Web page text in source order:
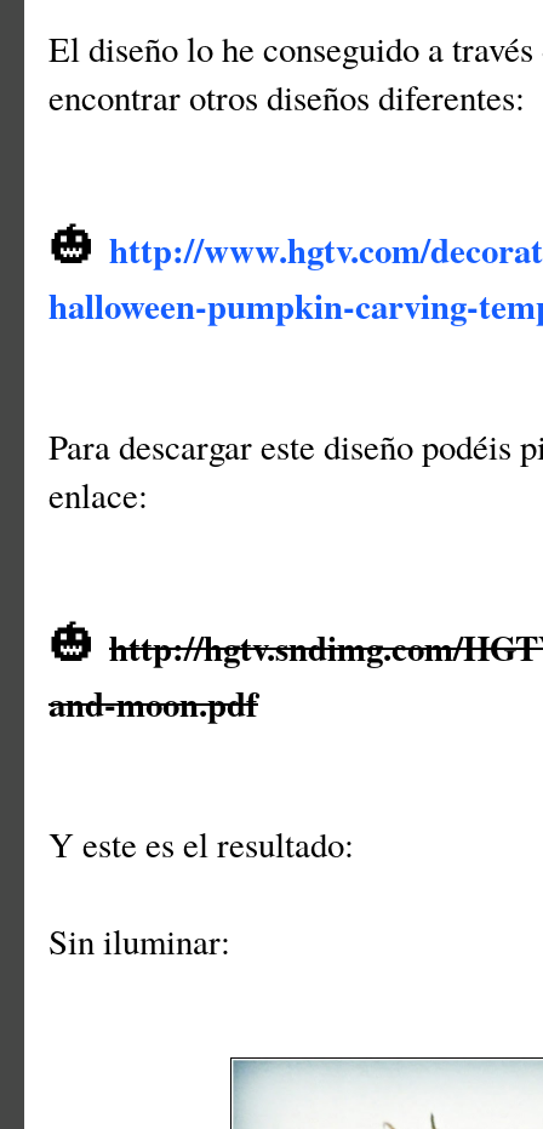
El diseño lo he conseguido a
encontrar otros diseños diferentes:
🎃 http://www.hgtv.com/
halloween-pumpkin-carving-
Para descargar este diseño podéis
enlace:
🎃 http://hgtv.sndimg.com/
and-moon.pdf
Y este es el resultado:
Sin iluminar: